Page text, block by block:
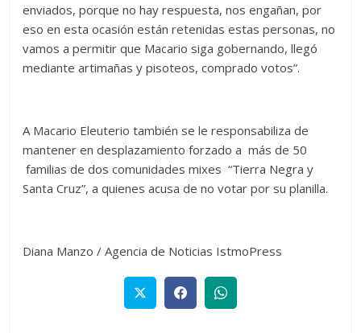
enviados, porque no hay respuesta, nos engañan, por
eso en esta ocasión están retenidas estas personas, no
vamos a permitir que Macario siga gobernando, llegó
mediante artimañas y pisoteos, comprado votos”.
A Macario Eleuterio también se le responsabiliza de
mantener en desplazamiento forzado a más de 50
familias de dos comunidades mixes “Tierra Negra y
Santa Cruz”, a quienes acusa de no votar por su planilla.
Diana Manzo / Agencia de Noticias IstmoPress